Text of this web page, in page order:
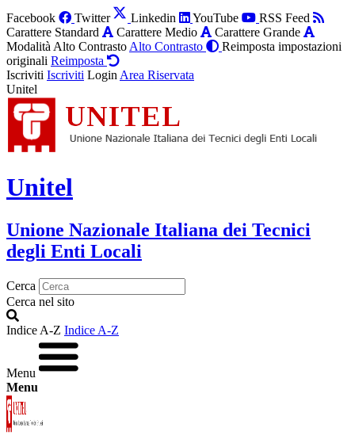
Facebook Twitter Linkedin YouTube
RSS Feed
Carattere Standard
Carattere Medio
Carattere Grande
Modalità Alto Contrasto Alto Contrasto
Reimposta impostazioni
originali Reimposta
Iscriviti Iscriviti Login Area Riservata
Unitel
Unitel
Unione Nazionale Italiana dei Tecnici
degli Enti Locali
Cerca
Cerca nel sito
Indice A-Z Indice A-Z
Menu
Menu